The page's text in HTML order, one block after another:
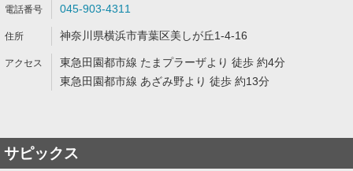
045-903-4311
神奈川県横浜市青葉区美しが丘1-4-16
東急田園都市線 たまプラーザより 徒歩 約4分
東急田園都市線 あざみ野より 徒歩 約13分
サピックス